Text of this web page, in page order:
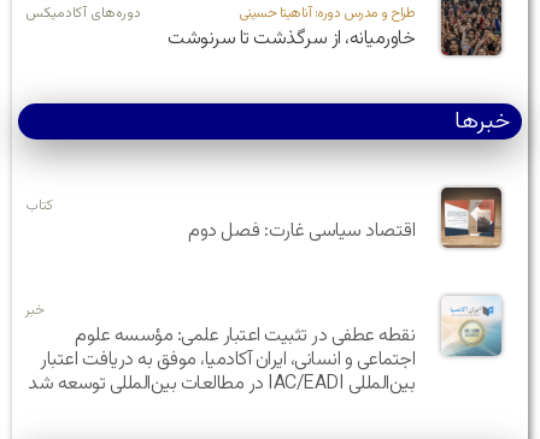
طراح و مدرس دوره: آناهیتا حسینی دوره‌های آکادمیکس
خاورمیانه، از سرگذشت تا سرنوشت
خبرها
کتاب
اقتصاد سیاسی غارت: فصل دوم
خبر
نقطه عطفی در تثبیت اعتبار علمی: مؤسسه علوم
اجتماعی و انسانی، ایران آکادمیا، موفق به دریافت اعتبار
بین‌المللی IAC/EADI در مطالعات بین‌المللی توسعه شد